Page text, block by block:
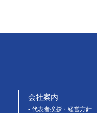
会社案内
- 代表者挨拶・経営方針